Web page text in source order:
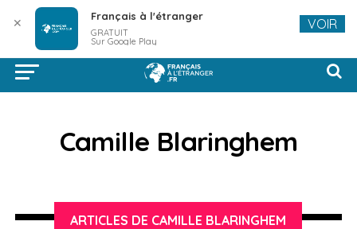
Camille Blaringhem
ARTICLES DE CAMILLE BLARINGHEM
✕ Français à l'étranger
GRATUIT
Sur Google Play
VOIR